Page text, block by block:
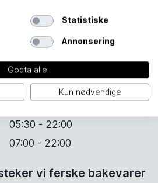
05:30 - 22:00
07:00 - 22:00
vi ferske bakevarer
Statistiske
Annonsering
Godta alle
Kun nødvendige